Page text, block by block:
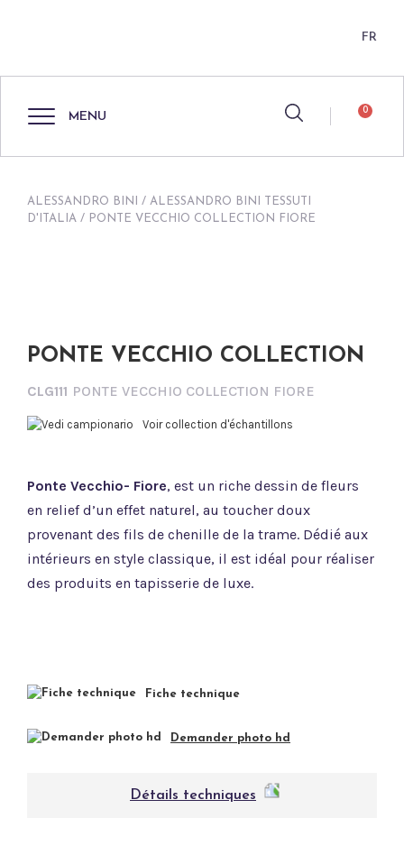
FR
MENU 0
ALESSANDRO BINI / ALESSANDRO BINI TESSUTI
D'ITALIA / PONTE VECCHIO COLLECTION FIORE
PONTE VECCHIO COLLECTION
CLG111 PONTE VECCHIO COLLECTION FIORE
Voir collection d'échantillons
Ponte Vecchio- Fiore, est un riche dessin de fleurs
en relief d’un effet naturel, au toucher doux
provenant des fils de chenille de la trame. Dédié aux
intérieurs en style classique, il est idéal pour réaliser
des produits en tapisserie de luxe.
Fiche technique
Demander photo hd
Détails techniques